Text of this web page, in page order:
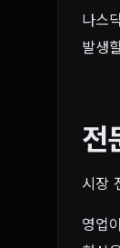
나스
발생
전
시장
영업